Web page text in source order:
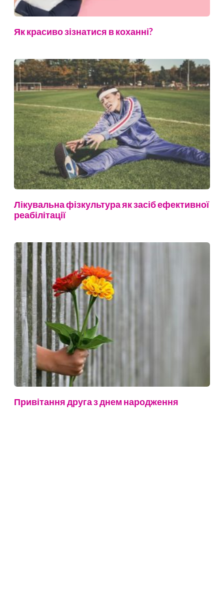
Як красиво зізнатися в коханні?
Лікувальна фізкультура як засіб ефективної
реабілітації
Привітання друга з днем народження